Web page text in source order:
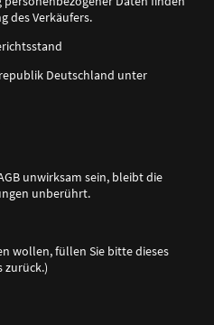
des Verkäufers.
Deutschland unter
unwirksam sein, bleibt die
unberührt.
wollen, füllen Sie bitte dieses
zurück.)